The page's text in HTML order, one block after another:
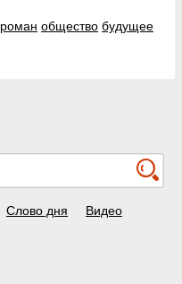
роман общество будущее
Слово дня Видео